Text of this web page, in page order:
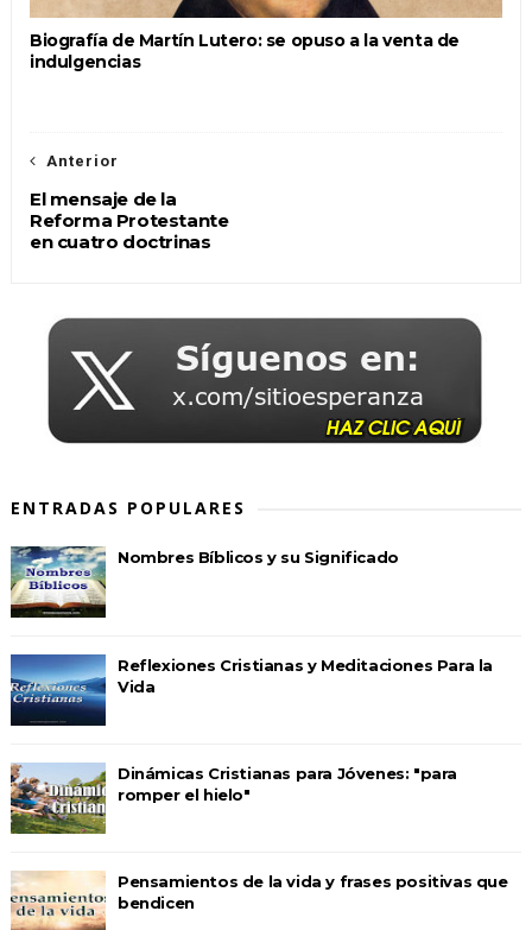
Biografía de Martín Lutero: se opuso a la venta de
indulgencias
Anterior
El mensaje de la
Reforma Protestante
en cuatro doctrinas
ENTRADAS POPULARES
Nombres Bíblicos y su Significado
Reflexiones Cristianas y Meditaciones Para la
Vida
Dinámicas Cristianas para Jóvenes: "para
romper el hielo"
Pensamientos de la vida y frases positivas que
bendicen